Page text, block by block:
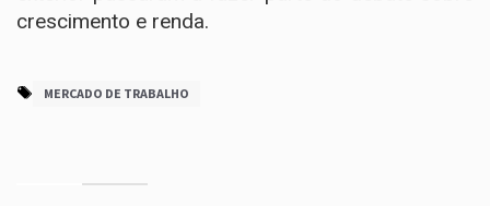
crescimento e renda.
MERCADO DE TRABALHO